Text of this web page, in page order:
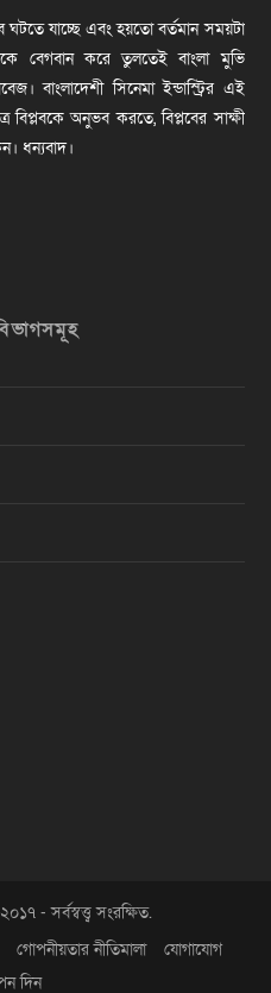
ঘটতে যাচ্ছে এবং হয়তো বর্তমান সময়টা
বেগবান করে তুলতেই বাংলা মুভি
বাংলাদেশী সিনেমা ইন্ডাস্ট্রির এই
বিপ্লবকে অনুভব করতে, বিপ্লবের সাক্ষী
ধন্যবাদ।
- সর্বস্বত্ত্ব সংরক্ষিত.
গোপনীয়তার নীতিমালা
যোগাযোগ
দিন